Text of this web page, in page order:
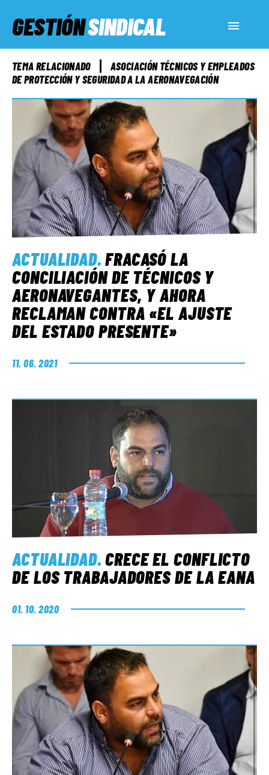
GESTIÓNSINDICAL
ACTUALIDAD
SERVICIOS SOCIALES
INFORMES ESPECIALES
FUERA DE MEGÁFONO
EL LADO «G»
TEMA RELACIONADO
ASOCIACIÓN TÉCNICOS Y EMPLEADOS
DE PROTECCIÓN Y SEGURIDAD A LA AERONAVEGACIÓN
ACTUALIDAD.FRACASÓ LA
CONCILIACIÓN DE TÉCNICOS Y
AERONAVEGANTES, Y AHORA
RECLAMAN CONTRA «EL AJUSTE
DEL ESTADO PRESENTE»
11. 06. 2021
ACTUALIDAD.CRECE EL CONFLICTO
DE LOS TRABAJADORES DE LA EANA
01. 10. 2020